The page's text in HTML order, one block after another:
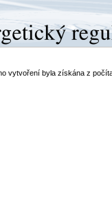
vytvoření byla získána z